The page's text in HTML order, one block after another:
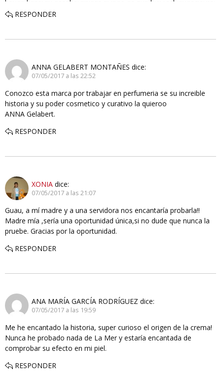
RESPONDER
ANNA GELABERT MONTAÑES dice:
07/05/2017 a las 22:52
Conozco esta marca por trabajar en perfumeria se su increible
historia y su poder cosmetico y curativo la quieroo
ANNA Gelabert.
RESPONDER
XONIA dice:
07/05/2017 a las 21:07
Guau, a mí madre y a una servidora nos encantaría probarla!!
Madre mía ,sería una oportunidad única,si no dude que nunca la
pruebe. Gracias por la oportunidad.
RESPONDER
ANA MARÍA GARCÍA RODRÍGUEZ dice:
07/05/2017 a las 19:59
Me he encantado la historia, super curioso el origen de la crema!
Nunca he probado nada de La Mer y estaría encantada de
comprobar su efecto en mi piel.
RESPONDER